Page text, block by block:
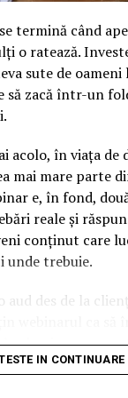
milion de
acces
Cabral, la Pro
49 Urban, doar
României. A
publicul comrcial
de privitori
locul al treilea a
adus Pro TV o
explozive în direct!
i-a propus să fie
termină când
o ratează.
sute de oameni
să zacă într-un
acolo, în viața de
mai mare parte
e, în fond,
reale și
conținut care
unde trebuie.
des de la clienți
lead-uri pe
contează, dar nu
IN CONTINUARE